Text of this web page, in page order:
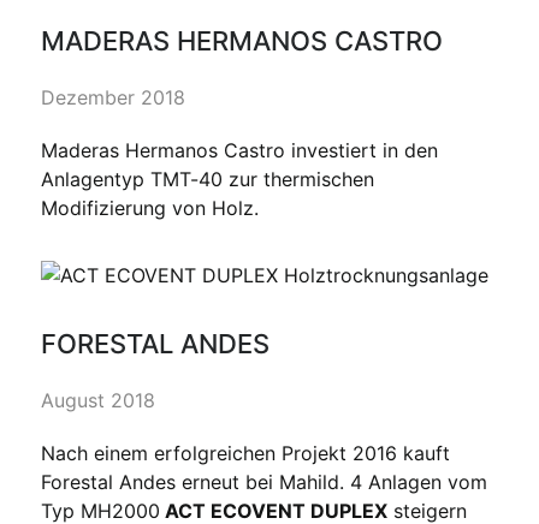
MADERAS HERMANOS CASTRO
Dezember 2018
Maderas Hermanos Castro investiert in den
Anlagentyp TMT-40 zur thermischen
Modifizierung von Holz.
FORESTAL ANDES
August 2018
Nach einem erfolgreichen Projekt 2016 kauft
Forestal Andes erneut bei Mahild. 4 Anlagen vom
Typ MH2000 ACT ECOVENT DUPLEX steigern